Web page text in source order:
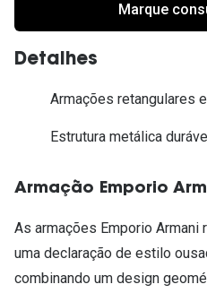
Marque
Detalhes
Armações retangulares
Estrutura metálica
Armação Emporio
As armações Emporio Armani
uma declaração de estilo
combinando um design